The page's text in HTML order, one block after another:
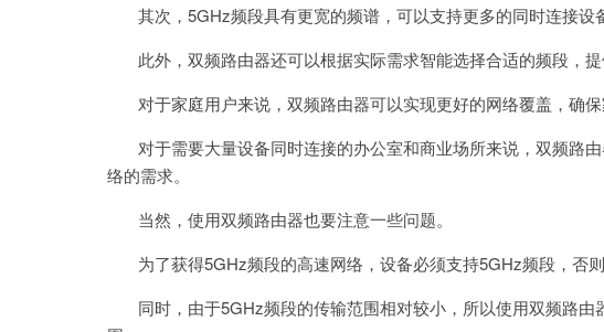
其次，5GHz频段具有更宽的频谱，可以支持更多的同时连接设
此外，双频路由器还可以根据实际需求智能选择合适的频段，提
对于家庭用户来说，双频路由器可以实现更好的网络覆盖，确保
对于需要大量设备同时连接的办公室和商业场所来说，双频路
络的需求。
当然，使用双频路由器也要注意一些问题。
为了获得5GHz频段的高速网络，设备必须支持5GHz频段，否则
同时，由于5GHz频段的传输范围相对较小，所以使用双频路由